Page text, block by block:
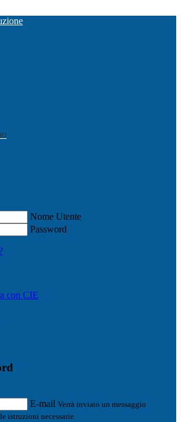
Nome Utente
Password
con CIE
E-mail Verrà inviato un messaggio
istruzioni necessarie.